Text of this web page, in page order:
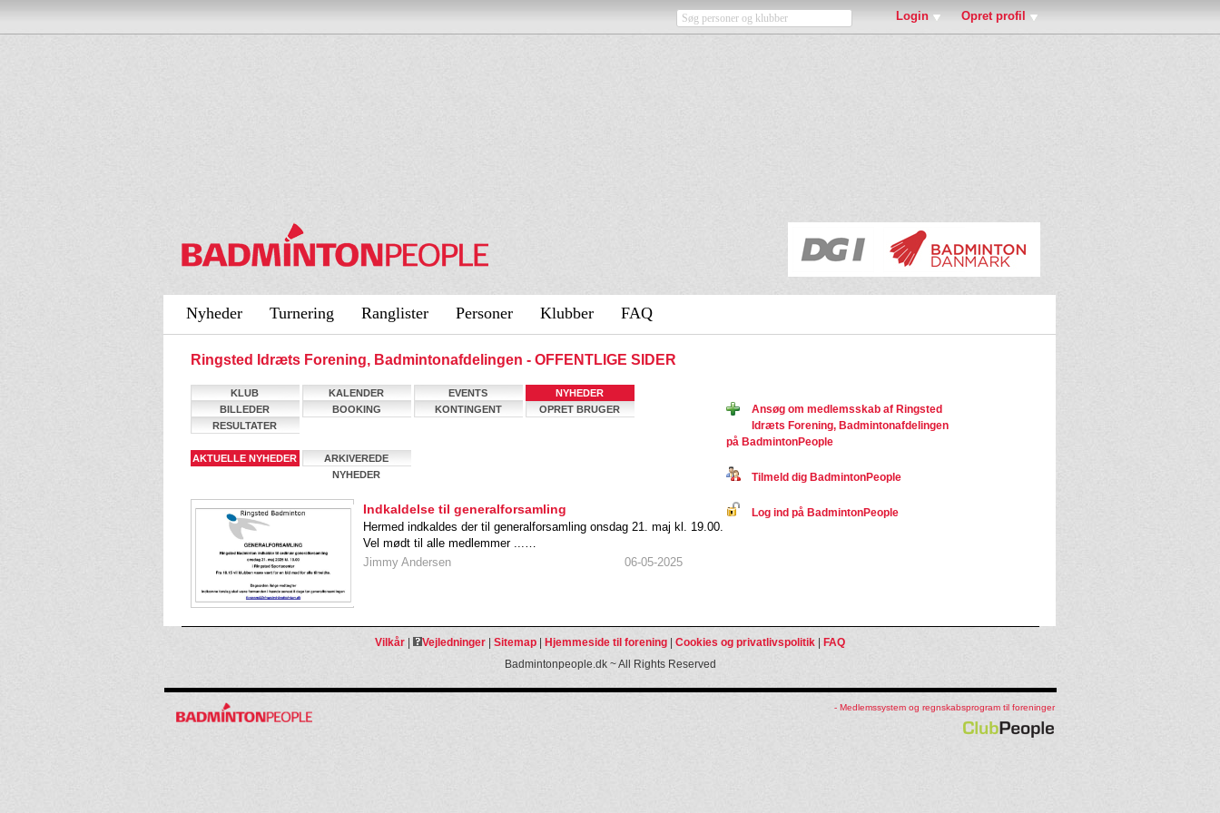
Login Opret profil
Nyheder Turnering Ranglister Personer Klubber FAQ
Ringsted Idræts Forening, Badmintonafdelingen - OFFENTLIGE SIDER
KLUB KALENDER EVENTS
NYHEDER
BILLEDER
BOOKING KONTINGENT
OPRET BRUGER
RESULTATER
AKTUELLE NYHEDER
ARKIVEREDE
NYHEDER
Indkaldelse til generalforsamling
Hermed indkaldes der til generalforsamling onsdag 21. maj kl. 19.00.
Vel mødt til alle medlemmer ...…
Jimmy Andersen
06-05-2025
Ansøg om medlemsskab af Ringsted
Idræts Forening, Badmintonafdelingen
på BadmintonPeople
Tilmeld dig BadmintonPeople
Log ind på BadmintonPeople
Vilkår Vejledninger Sitemap Hjemmeside til forening Cookies og privatlivspolitik
FAQ
Badmintonpeople.dk ~ All Rights Reserved
- Medlemssystem og regnskabsprogram til foreninger